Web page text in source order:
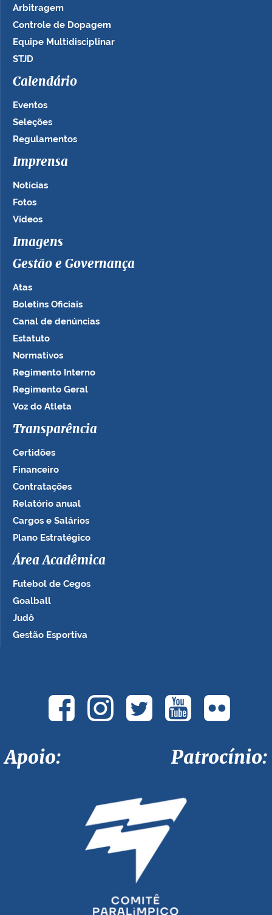
Arbitragem
Controle de Dopagem
Equipe Multidisciplinar
STJD
Calendário
Eventos
Seleções
Regulamentos
Imprensa
Notícias
Fotos
Vídeos
Imagens
Gestão e Governança
Atas
Boletins Oficiais
Canal de denúncias
Estatuto
Normativos
Regimento Interno
Regimento Geral
Voz do Atleta
Transparência
Certidões
Financeiro
Contratações
Relatório anual
Cargos e Salários
Plano Estratégico
Área Acadêmica
Futebol de Cegos
Goalball
Judô
Gestão Esportiva
Apoio: Patrocínio: